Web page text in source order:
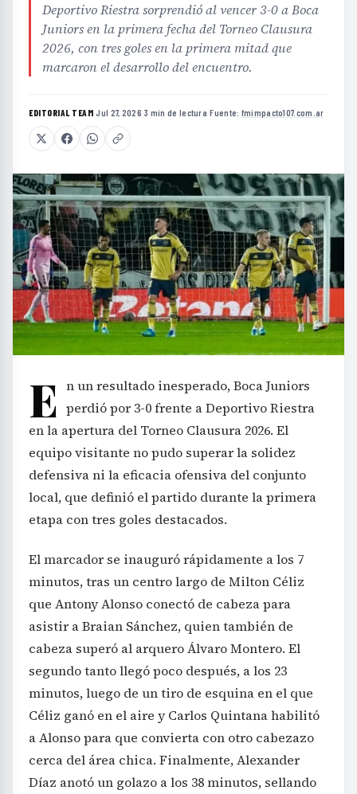
Deportivo Riestra sorprendió al vencer 3-0 a Boca
Juniors en la primera fecha del Torneo Clausura
2026, con tres goles en la primera mitad que
marcaron el desarrollo del encuentro.
EDITORIAL TEAM·Jul 27, 2026·3 min de lectura·Fuente: fmimpacto107.com.ar
E n un resultado inesperado, Boca Juniors
perdió por 3-0 frente a Deportivo Riestra
en la apertura del Torneo Clausura 2026. El
equipo visitante no pudo superar la solidez
defensiva ni la eficacia ofensiva del conjunto
local, que definió el partido durante la primera
etapa con tres goles destacados.
El marcador se inauguró rápidamente a los 7
minutos, tras un centro largo de Milton Céliz
que Antony Alonso conectó de cabeza para
asistir a Braian Sánchez, quien también de
cabeza superó al arquero Álvaro Montero. El
segundo tanto llegó poco después, a los 23
minutos, luego de un tiro de esquina en el que
Céliz ganó en el aire y Carlos Quintana habilitó
a Alonso para que convierta con otro cabezazo
cerca del área chica. Finalmente, Alexander
Díaz anotó un golazo a los 38 minutos, sellando